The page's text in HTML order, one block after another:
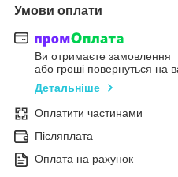
Умови оплати
Ви отримаєте замовлення
або гроші повернуться на
Детальніше
Оплатити частинами
Післяплата
Оплата на рахунок